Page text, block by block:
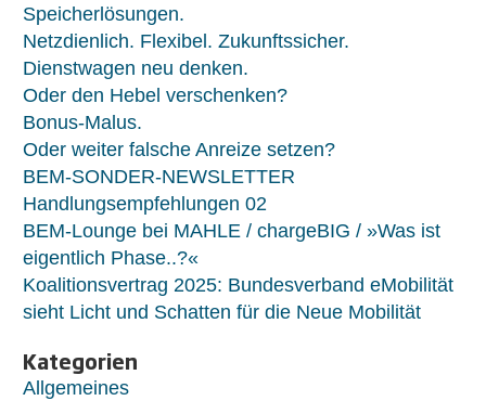
Speicherlösungen.
Netzdienlich. Flexibel. Zukunftssicher.
Dienstwagen neu denken.
Oder den Hebel verschenken?
Bonus-Malus.
Oder weiter falsche Anreize setzen?
BEM-SONDER-NEWSLETTER
Handlungsempfehlungen 02
BEM-Lounge bei MAHLE / chargeBIG / »Was ist
eigentlich Phase..?«
Koalitionsvertrag 2025: Bundesverband eMobilität
sieht Licht und Schatten für die Neue Mobilität
Kategorien
Allgemeines